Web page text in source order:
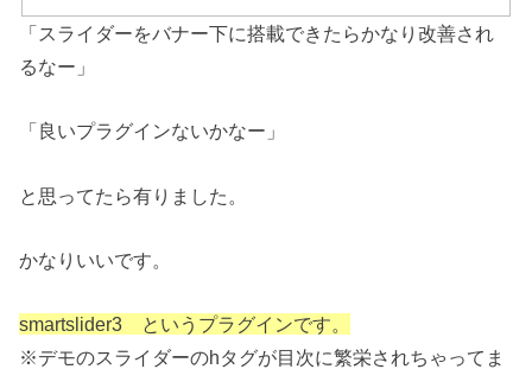
「スライダーをバナー下に搭載できたらかなり改善され
るなー」
「良いプラグインないかなー」
と思ってたら有りました。
かなりいいです。
smartslider3 というプラグインです。
※デモのスライダーのhタグが目次に繁栄されちゃってま